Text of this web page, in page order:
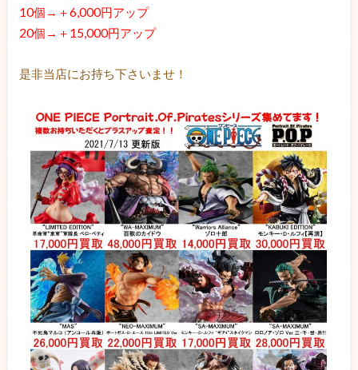
10個→＋6,000円アップ
20個→＋15,000円アップ
是非当店にお持ち下さいませ！